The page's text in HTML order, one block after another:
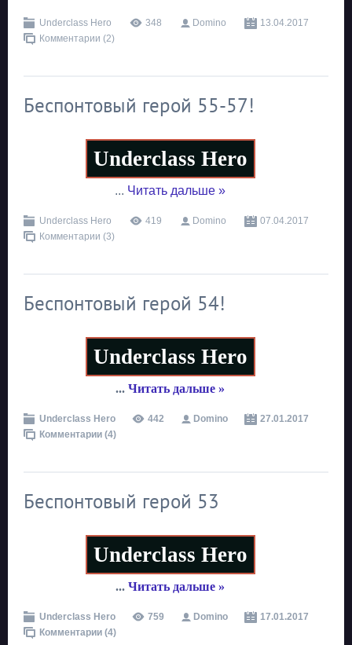
Underclass Hero 348 Domino
13.04.2017
Комментарии (2)
Беспонтовый герой 55-57!
Underclass Hero
... Читать дальше »
Underclass Hero 419 Domino
07.04.2017
Комментарии (3)
Беспонтовый герой 54!
Underclass Hero
... Читать дальше »
Underclass Hero 442 Domino
27.01.2017
Комментарии (4)
Беспонтовый герой 53
Underclass Hero
... Читать дальше »
Underclass Hero 759 Domino
17.01.2017
Комментарии (4)